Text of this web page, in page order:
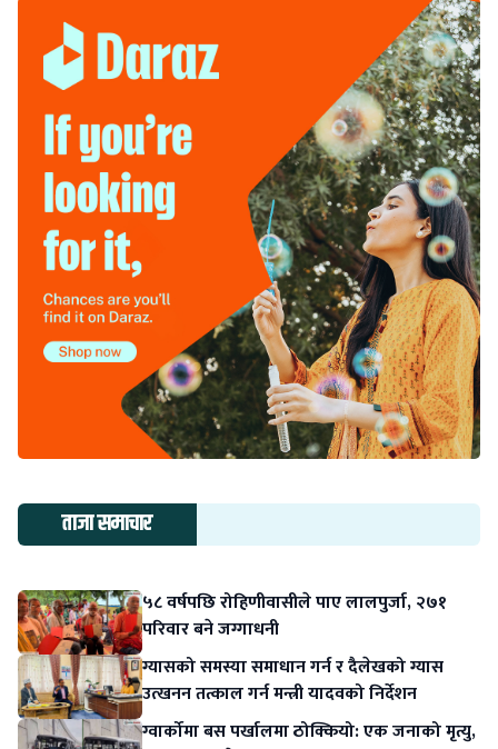
ताजा समाचार
५८ वर्षपछि रोहिणीवासीले पाए लालपुर्जा, २७१
परिवार बने जग्गाधनी
ग्यासको समस्या समाधान गर्न र दैलेखको ग्यास
उत्खनन तत्काल गर्न मन्त्री यादवको निर्देशन
ग्वार्कोमा बस पर्खालमा ठोक्कियो: एक जनाको मृत्यु,